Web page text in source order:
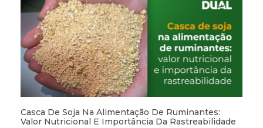
Casca De Soja Na Alimentação De Ruminantes:
Valor Nutricional E Importância Da Rastreabilidade